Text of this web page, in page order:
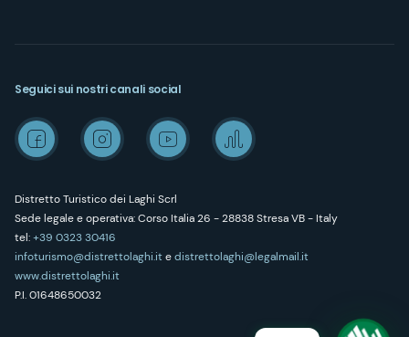
Distretto Turistico dei Laghi Scrl
Sede legale e operativa: Corso Italia 26 - 28838 Stresa VB - Italy
tel:+39 0323 30416
infoturismo@distrettolaghi.itedistrettolaghi@legalmail.it
www.distrettolaghi.it
P.I. 01648650032
Seguici sui nostri canali social